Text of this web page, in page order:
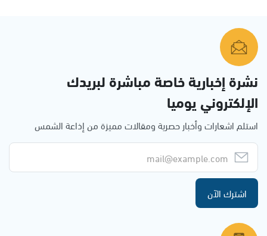
نشرة إخبارية خاصة مباشرة لبريدك
الإلكتروني يوميا
استلم اشعارات وأخبار حصرية ومقالات مميزة من إذاعة الشمس
اشترك الآن